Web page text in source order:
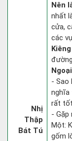
Nhị
Thập
Bát Tú
Nên
nhất
cửa,
các
- Sao
nghĩa
rất
- Gặp
Một:
gốm